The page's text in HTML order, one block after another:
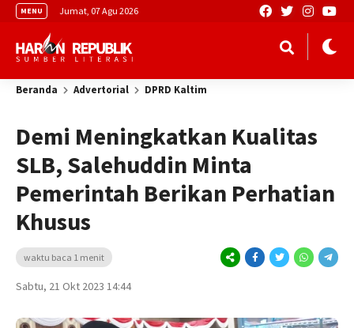
MENU Jumat, 07 Agu 2026
Beranda Advertorial DPRD Kaltim
Demi Meningkatkan Kualitas
SLB, Salehuddin Minta
Pemerintah Berikan Perhatian
Khusus
waktu baca 1 menit
Sabtu, 21 Okt 2023 14:44